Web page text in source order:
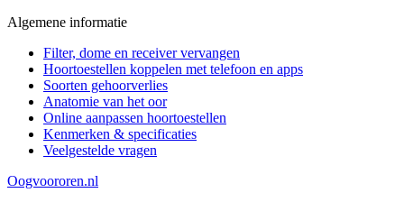
Algemene informatie
Filter, dome en receiver vervangen
Hoortoestellen koppelen met telefoon en apps
Soorten gehoorverlies
Anatomie van het oor
Online aanpassen hoortoestellen
Kenmerken & specificaties
Veelgestelde vragen
Oogvoororen.nl